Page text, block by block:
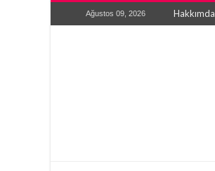
Ağustos 09, 2026 Hakkımda